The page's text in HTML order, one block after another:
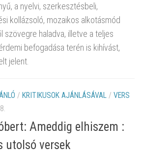
a nyelvi, szerkesztésbeli,
kollázsoló, mozaikos alkotásmód
szövegre haladva, illetve a teljes
befogadása terén is kihívást,
jelent.
/ KRITIKUSOK AJÁNLÁSÁVAL / VERS
Ameddig elhiszem :
utolsó versek